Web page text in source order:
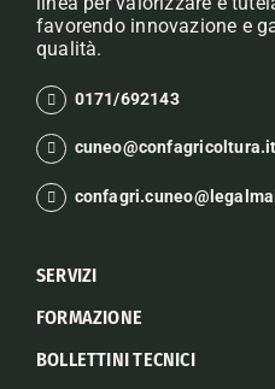
favorendo innovazione e
qualità.
0171/692143
cuneo@confagricoltura.it
SERVIZI
FORMAZIONE
BOLLETTINI TECNICI